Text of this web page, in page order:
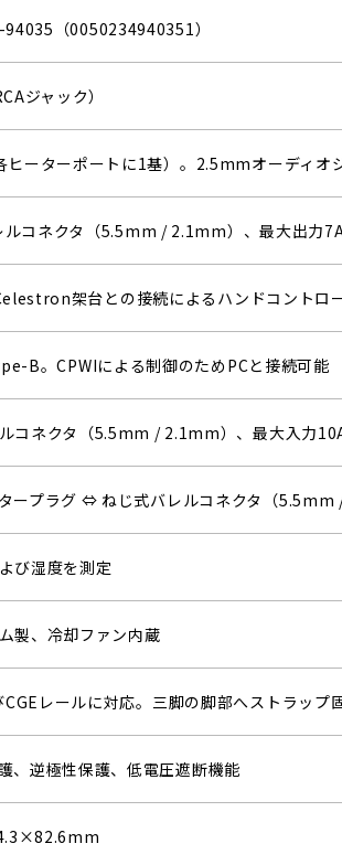
（0050234940351）
ジャック）
ヒーターポートに1基）。2.5mmオーディオ
ルコネクタ（5.5mm / 2.1mm）、最大出力
架台との接続によるハンドコントロ
B。CPWIによる制御のためPCと接続可能
コネクタ（5.5mm / 2.1mm）、最大入力
ープラグ ⇔ ねじ式バレルコネクタ（
び湿度を測定
製、冷却ファン内蔵
レールに対応。三脚の脚部へストラップ
、逆極性保護、低電圧遮断機能